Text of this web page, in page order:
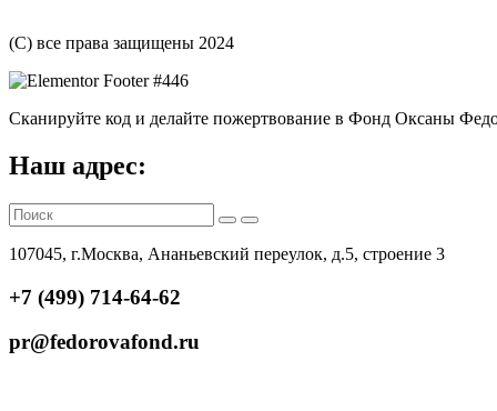
(С) все права защищены 2024
Сканируйте код и делайте пожертвование в Фонд Оксаны
Наш адрес:
107045, г.Москва, Ананьевский переулок, д.5, строение 3
+7 (499) 714-64-62
pr@fedorovafond.ru